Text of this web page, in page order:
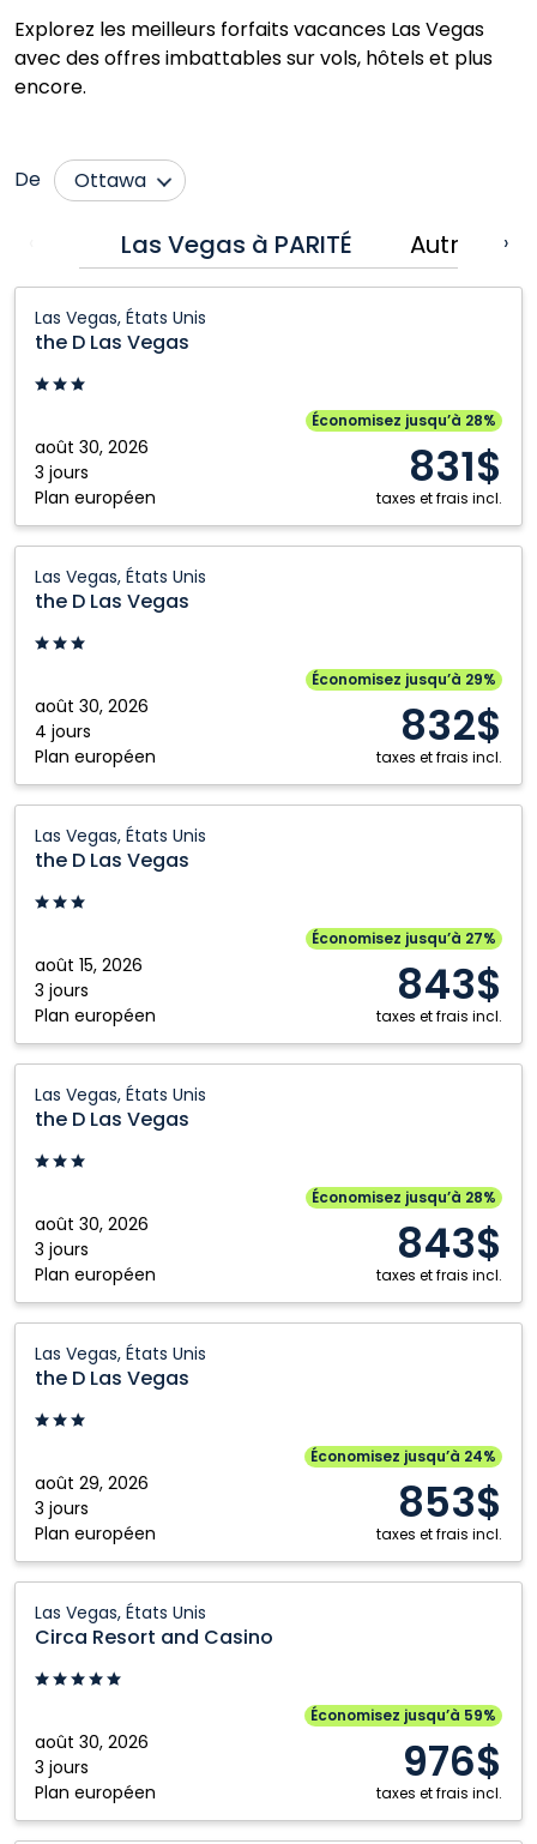
Explorez les meilleurs forfaits vacances Las Vegas
avec des offres imbattables sur vols, hôtels et plus
encore.
De
Ottawa
Abbotsford
Buffalo (US)
Calgary
Comox
Fort McMurray
Fort Saint John
Grande Prairie
Halifax
Kamloops
Montréal
Nanaimo
St. John's
Toronto
Vancouver
Victoria
Las Vegas à PARITÉ Autres ›
Las Vegas, États Unis
the D Las Vegas
août 30, 2026
3 jours
Plan européen
Économisez jusqu’à 28%
831$
taxes et frais incl.
Las Vegas:
Las
Vegas,
Unis
Las Vegas, États Unis
the D Las Vegas
août 30, 2026
4 jours
Plan européen
Économisez jusqu’à 29%
832$
taxes et frais incl.
Las Vegas:
Las
Vegas,
Unis
Las Vegas, États Unis
the D Las Vegas
août 15, 2026
3 jours
Plan européen
Économisez jusqu’à 27%
843$
taxes et frais incl.
Las Vegas:
Las
Vegas,
Unis
Las Vegas, États Unis
the D Las Vegas
août 30, 2026
3 jours
Plan européen
Économisez jusqu’à 28%
843$
taxes et frais incl.
Las Vegas:
Las
Vegas,
Unis
Las Vegas, États Unis
the D Las Vegas
août 29, 2026
3 jours
Plan européen
Économisez jusqu’à 24%
853$
taxes et frais incl.
Las Vegas:
Las
Vegas,
Unis
Las Vegas, États Unis
Circa Resort and Casino
août 30, 2026
3 jours
Plan européen
Économisez jusqu’à 59%
976$
taxes et frais incl.
Resort
and
Casino:
Vegas,
États
Unis